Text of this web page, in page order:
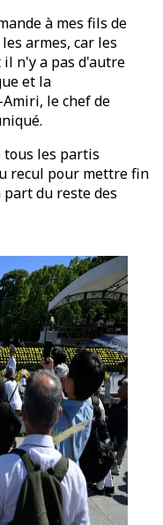
à mes fils de
armes, car les
n'y a pas d'autre
et la
le chef de
tous les partis
recul pour mettre fin
part du reste des